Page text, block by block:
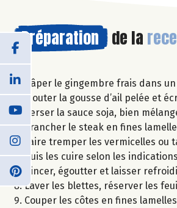
Préparation de la
Râper le gingembre frais dans
Ajouter la gousse d’ail pelée et
Verser la sauce soja, bien
Trancher le steak en fines
Faire tremper les vermicelles ou
Puis les cuire selon les
Rincer, égoutter et laisser
Laver les blettes, réserver les
Couper les côtes en fines lamelles